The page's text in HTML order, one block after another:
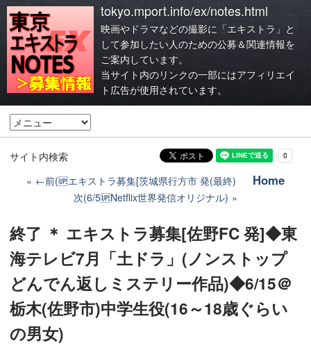
tokyo.mport.info/ex/notes.html
映画やドラマなどの撮影に「エキストラ」と
して参加したい人のための公募＆関連情報を
ご案内しています。
当サイト内のリンクの一部にはアフィリエイ
ト広告が使用されています。
サイト内検索
←前(🆙エキストラ募集[茨城県行方市 発(最終)
Home
次(6/5🆙Netflix世界発信オリジナル)
終了 ＊ エキストラ募集[佐野FC 発]◆東
海テレビ7月「土ドラ」(ノンストップ
どんでん返しミステリー作品)◆6/15＠
栃木(佐野市)中学生役(16～18歳ぐらい
の男女)